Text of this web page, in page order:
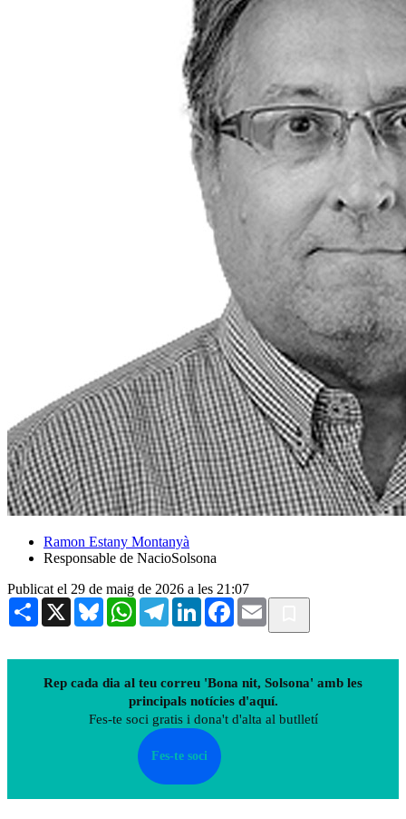
Ramon Estany Montanyà
Responsable de NacioSolsona
Publicat el 29 de maig de 2026 a les 21:07
Share X BlueskyWhatsAppTelegramLinkedInFacebook
Email
Rep cada dia al teu correu 'Bona nit, Solsona' amb les
principals notícies d'aquí.
Fes-te soci gratis i dona't d'alta al butlletí
Fes-te soci